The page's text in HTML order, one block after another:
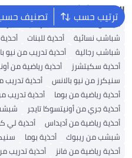
ترتيب حسب تصنيف البحث الشائع
أديداس سامبا شباشب رجالية
شباشب نسائية
أحذية للبنات
شباشب رجالية
أحذية تدريب من نيو
أحذية سكيتشرز
أحذية رياضية من
سنيكرز من نيو بالانس
أحذية تدريب
أحذية رياضية من بوما
أحذية تدريب
أحذية جري من أونيتسوكا تايجر
أحذية رياضية من أديداس
أحذية لي
شبشب من ريبوك
أحذية بوما
أحذية رياضية من فانز
أحذية تدريب